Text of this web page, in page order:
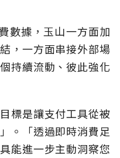
數據，玉山一方面加
，一方面串接外部場
持續流動、彼此強化
標是讓支付工具從被
。「透過即時消費足
能進一步主動洞察您